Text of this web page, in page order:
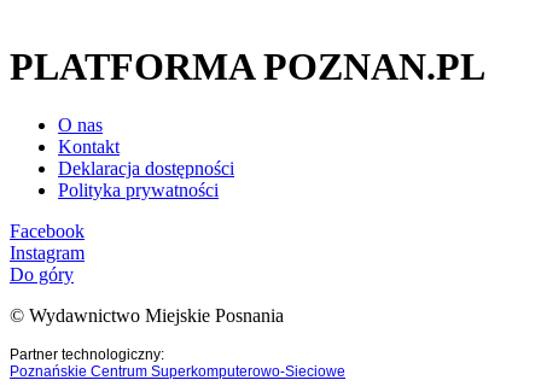
PLATFORMA POZNAN.PL
O nas
Kontakt
Deklaracja dostępności
Polityka prywatności
Facebook
Instagram
Do góry
© Wydawnictwo Miejskie Posnania
Partner technologiczny:
Poznańskie Centrum Superkomputerowo-Sieciowe